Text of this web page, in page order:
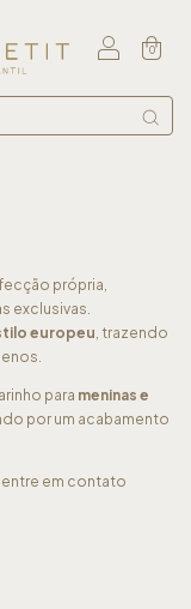
0
própria,
exclusivas.
europeu , trazendo
para meninas e
por um acabamento
entre em contato